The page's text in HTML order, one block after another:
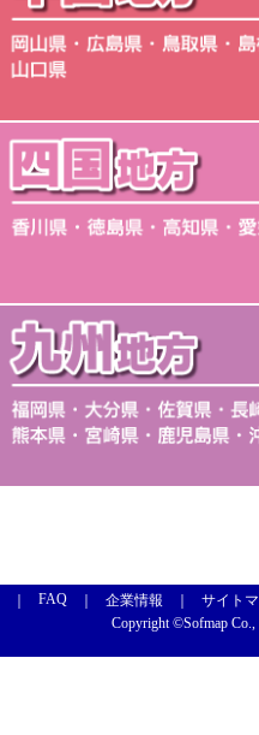
FAQ 企業情報
サイト
Copyright ©Sofmap Co.,